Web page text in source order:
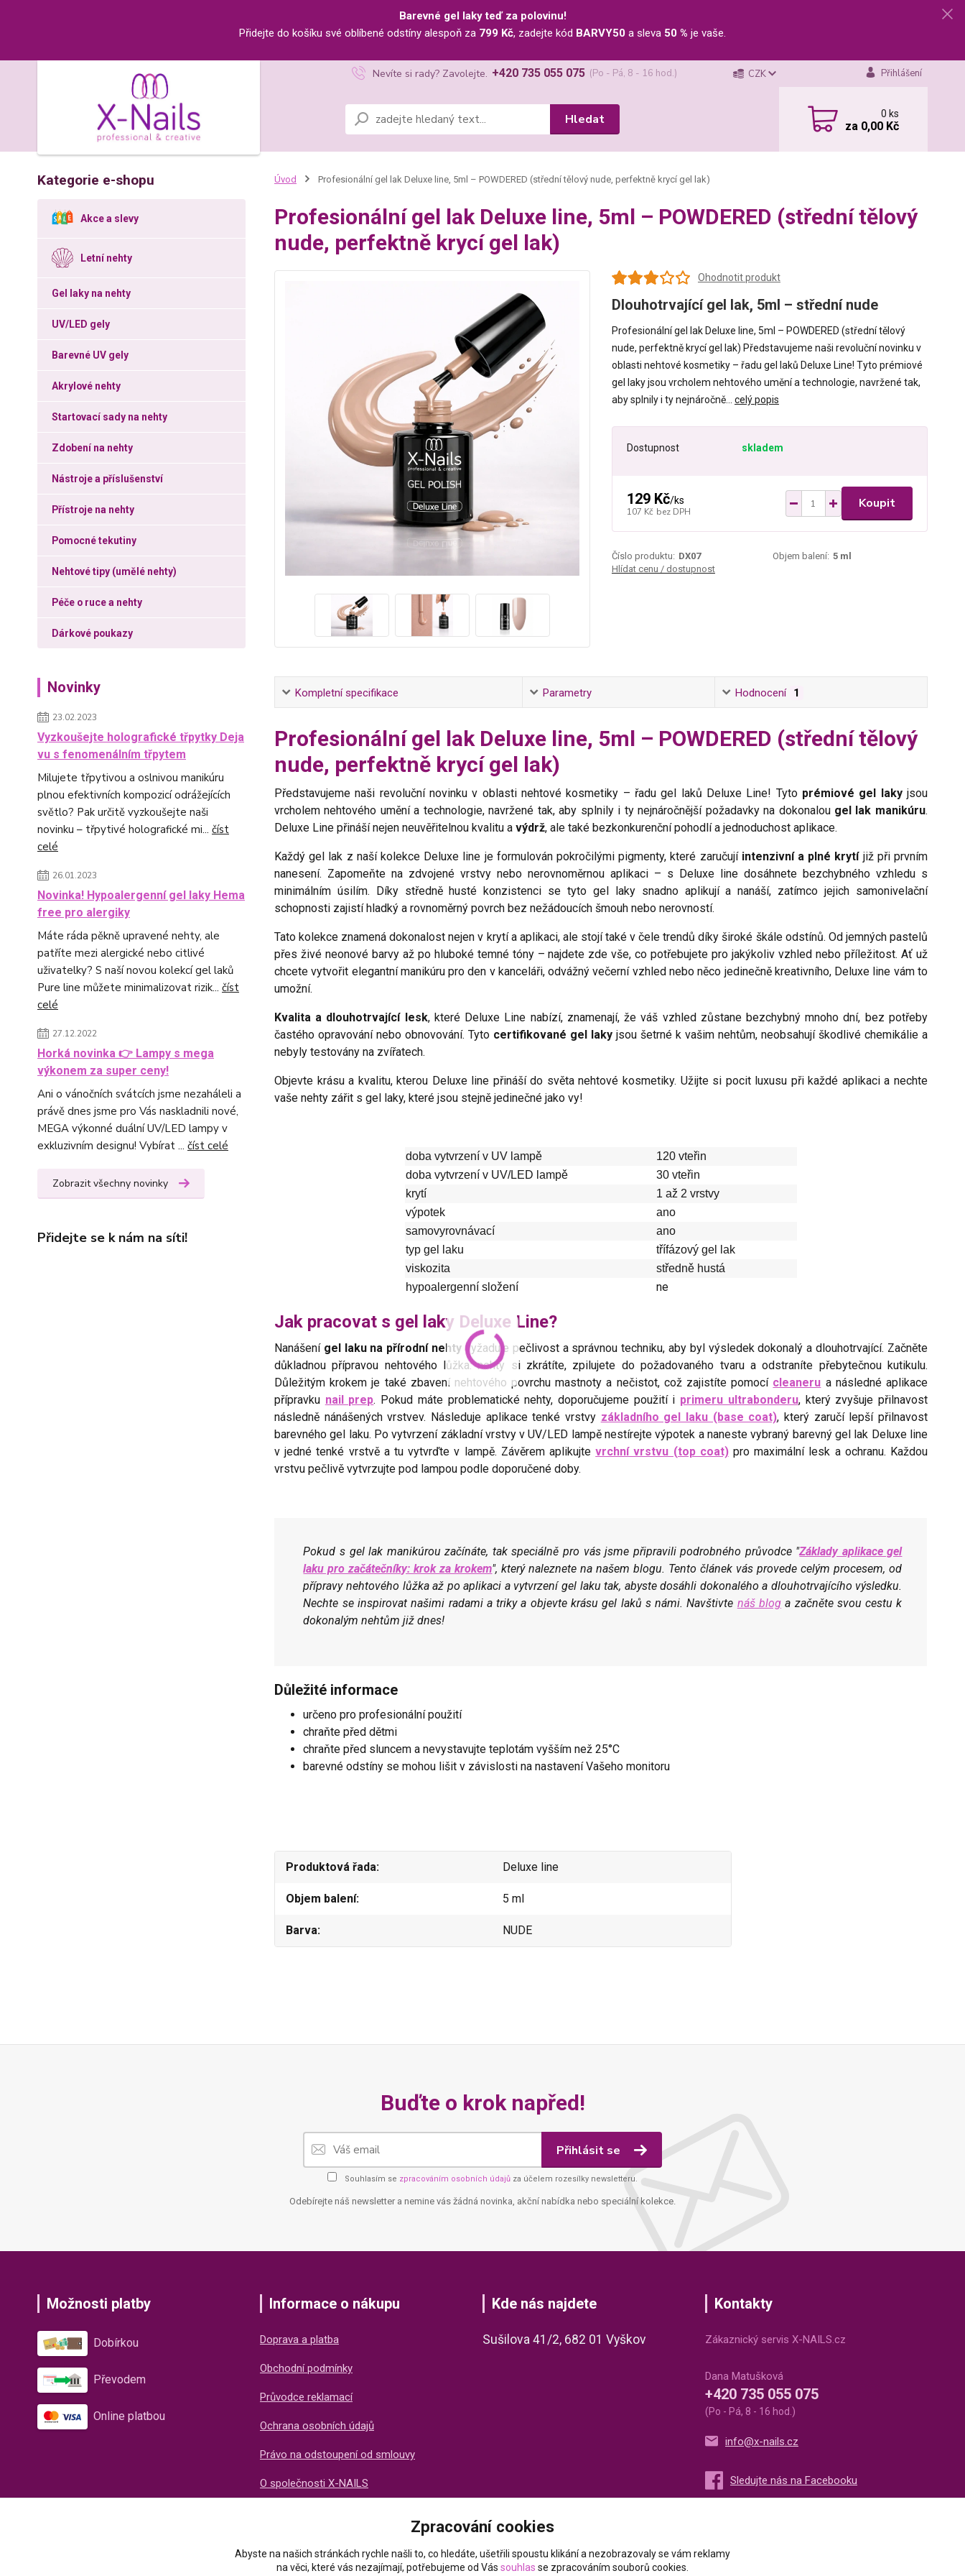
Barevné gel laky teď za polovinu!
Přidejte do košíku své oblíbené odstíny alespoň za 799 Kč, zadejte kód BARVY50 a sleva 50 % je vaše.
CZK Přihlášení
Hledat
Nevíte si rady? Zavolejte. +420 735 055 075 (Po - Pá, 8 - 16 hod.)
0ks
za 0,00 Kč
Kategorie e-shopu
Akce a slevy
Letní nehty
Gel laky na nehty
UV/LED gely
Barevné UV gely
Akrylové nehty
Startovací sady na nehty
Zdobení na nehty
Nástroje a příslušenství
Přístroje na nehty
Pomocné tekutiny
Nehtové tipy (umělé nehty)
Péče o ruce a nehty
Dárkové poukazy
Novinky
23.02.2023
Vyzkoušejte holografické třpytky Deja
vu s fenomenálním třpytem
Milujete třpytivou a oslnivou manikúru
plnou efektivních kompozicí odrážejících
světlo? Pak určitě vyzkoušejte naši
novinku – třpytivé holografické mi... číst
celé
26.01.2023
Novinka! Hypoalergenní gel laky Hema
free pro alergiky
Máte ráda pěkně upravené nehty, ale
patříte mezi alergické nebo citlivé
uživatelky? S naší novou kolekcí gel laků
Pure line můžete minimalizovat rizik... číst
celé
27.12.2022
Horká novinka 👉 Lampy s mega
výkonem za super ceny!
Ani o vánočních svátcích jsme nezaháleli a
právě dnes jsme pro Vás naskladnili nové,
MEGA výkonné duální UV/LED lampy v
exkluzivním designu! Vybírat ... číst celé
Zobrazit všechny novinky
Přidejte se k nám na síti!
Úvod Profesionální gel lak Deluxe line, 5ml – POWDERED (střední tělový nude, perfektně krycí gel lak)
Profesionální gel lak Deluxe line, 5ml – POWDERED (střední tělový
nude, perfektně krycí gel lak)
Ohodnotit produkt
Dlouhotrvající gel lak, 5ml – střední nude
Profesionální gel lak Deluxe line, 5ml – POWDERED (střední tělový
nude, perfektně krycí gel lak) Představujeme naši revoluční novinku v
oblasti nehtové kosmetiky – řadu gel laků Deluxe Line! Tyto prémiové
gel laky jsou vrcholem nehtového umění a technologie, navržené tak,
aby splnily i ty nejnáročně... celý popis
Dostupnost skladem
129 Kč/ks
107 Kč bez DPH
Koupit
Číslo produktu: DX07 Objem balení: 5 ml
Hlídat cenu / dostupnost
Kompletní specifikace Parametry Hodnocení 1
Profesionální gel lak Deluxe line, 5ml – POWDERED (střední tělový
nude, perfektně krycí gel lak)
Představujeme naši revoluční novinku v oblasti nehtové kosmetiky – řadu gel laků Deluxe Line! Tyto prémiové gel lakyjsou
vrcholem nehtového umění a technologie, navržené tak, aby splnily i ty nejnáročnější požadavky na dokonalou gel lak manikúru.
Deluxe Line přináší nejen neuvěřitelnou kvalitu a výdrž, ale také bezkonkurenční pohodlí a jednoduchost aplikace.
Každý gel lak z naší kolekce Deluxe line je formulován pokročilými pigmenty, které zaručují intenzivní a plné krytíjiž při prvním
nanesení. Zapomeňte na zdvojené vrstvy nebo nerovnoměrnou aplikaci – s Deluxe line dosáhnete bezchybného vzhledu s
minimálním úsilím. Díky středně husté konzistenci se tyto gel laky snadno aplikují a nanáší, zatímco jejich samonivelační
schopnosti zajistí hladký a rovnoměrný povrch bez nežádoucích šmouh nebo nerovností.
Tato kolekce znamená dokonalost nejen v krytí a aplikaci, ale stojí také v čele trendů díky široké škále odstínů. Od jemných pastelů
přes živé neonové barvy až po hluboké temné tóny – najdete zde vše, co potřebujete pro jakýkoliv vzhled nebo příležitost. Ať už
chcete vytvořit elegantní manikúru pro den v kanceláři, odvážný večerní vzhled nebo něco jedinečně kreativního, Deluxe line vám to
umožní.
Kvalita a dlouhotrvající lesk, které Deluxe Line nabízí, znamenají, že váš vzhled zůstane bezchybný mnoho dní, bez potřeby
častého opravování nebo obnovování. Tyto certifikované gel lakyjsou šetrné k vašim nehtům, neobsahují škodlivé chemikálie a
nebyly testovány na zvířatech.
Objevte krásu a kvalitu, kterou Deluxe line přináší do světa nehtové kosmetiky. Užijte si pocit luxusu při každé aplikaci a nechte
vaše nehty zářit s gel laky, které jsou stejně jedinečné jako vy!
doba vytvrzení v UV lampě
120 vteřin
doba vytvrzení v UV/LED lampě
30 vteřin
krytí
1 až 2 vrstvy
výpotek
ano
samovyrovnávací
ano
typ gel laku
třífázový gel lak
viskozita
středně hustá
hypoalergenní složení
ne
Jak pracovat s gel laky Deluxe Line?
Nanášení gel laku na přírodní nehty vyžaduje pečlivost a správnou techniku, aby byl výsledek dokonalý a dlouhotrvající. Začněte
důkladnou přípravou nehtového lůžka: nehty si zkrátíte, zpilujete do požadovaného tvaru a odstraníte přebytečnou kutikulu.
Důležitým krokem je také zbavení nehtového povrchu mastnoty a nečistot, což zajistíte pomocí cleaneru a následné aplikace
přípravku nail prep. Pokud máte problematické nehty, doporučujeme použití i primeru ultrabonderu, který zvyšuje přilnavost
následně nánášených vrstvev. Následuje aplikace tenké vrstvy základního gel laku (base coat), který zaručí lepší přilnavost
barevného gel laku. Po vytvrzení základní vrstvy v UV/LED lampě nestírejte výpotek a naneste vybraný barevný gel lak Deluxe line
v jedné tenké vrstvě a tu vytvrďte v lampě. Závěrem aplikujtevrchní vrstvu (top coat)pro maximální lesk a ochranu. Každou
vrstvu pečlivě vytvrzujte pod lampou podle doporučené doby.
Pokud s gel lak manikúrou začínáte, tak speciálně pro vás jsme připravili podrobného průvodce "Základy aplikace gel
laku pro začátečníky: krok za krokem", který naleznete na našem blogu. Tento článek vás provede celým procesem, od
přípravy nehtového lůžka až po aplikaci a vytvrzení gel laku tak, abyste dosáhli dokonalého a dlouhotrvajícího výsledku.
Nechte se inspirovat našimi radami a triky a objevte krásu gel laků s námi. Navštivte náš blog a začněte svou cestu k
dokonalým nehtům již dnes!
Důležité informace
určeno pro profesionální použití
chraňte před dětmi
chraňte před sluncem a nevystavujte teplotám vyšším než 25°C
barevné odstíny se mohou lišit v závislosti na nastavení Vašeho monitoru
Produktová řada Deluxe line
Objem balení 5 ml
Barva NUDE
Buďte o krok napřed!
Přihlásit se
Souhlasím se zpracováním osobních údajů za účelem rozesílky newsletteru.
Odebírejte náš newsletter a nemine vás žádná novinka, akční nabídka nebo speciální kolekce.
Možnosti platby
Dobírkou
Převodem
Online platbou
Informace o nákupu
Doprava a platba
Obchodní podmínky
Průvodce reklamací
Ochrana osobních údajů
Právo na odstoupení od smlouvy
O společnosti X-NAILS
Kde nás najdete
Sušilova 41/2, 682 01 Vyškov
Kontakty
Zákaznický servis X-NAILS.cz
Dana Matušková
+420 735 055 075
(Po - Pá, 8 - 16 hod.)
info@x-nails.cz
Zpracování cookies
Abyste na našich stránkách rychle našli to, co hledáte, ušetřili spoustu klikání a nezobrazovaly se vám reklamy
na věci, které vás nezajímají, potřebujeme od Vás souhlas se zpracováním souborů cookies.